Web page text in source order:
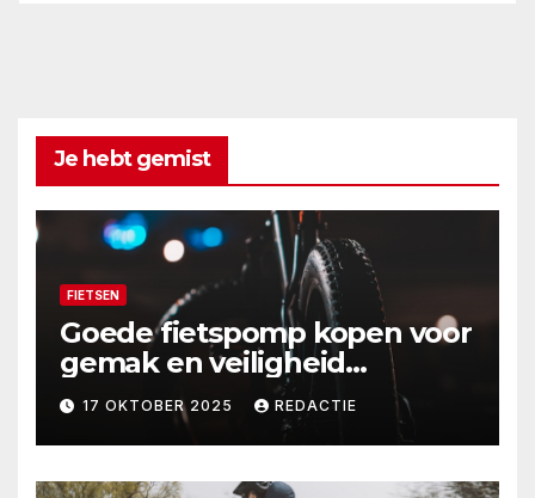
Je hebt gemist
FIETSEN
Goede fietspomp kopen voor
gemak en veiligheid
onderweg
17 OKTOBER 2025 REDACTIE